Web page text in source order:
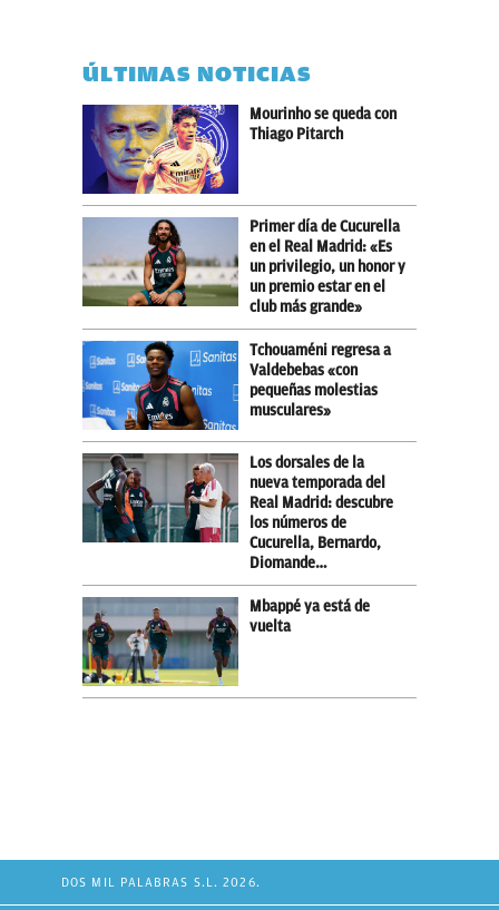
ÚLTIMAS NOTICIAS
Mourinho se queda con
Thiago Pitarch
Primer día de Cucurella
en el Real Madrid: «Es
un privilegio, un honor y
un premio estar en el
club más grande»
Tchouaméni regresa a
Valdebebas «con
pequeñas molestias
musculares»
Los dorsales de la
nueva temporada del
Real Madrid: descubre
los números de
Cucurella, Bernardo,
Diomande…
Mbappé ya está de
vuelta
DOS MIL PALABRAS S.L. 2026.